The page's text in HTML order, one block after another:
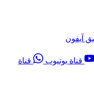
آيفون
قناة يوتيوب
قناة